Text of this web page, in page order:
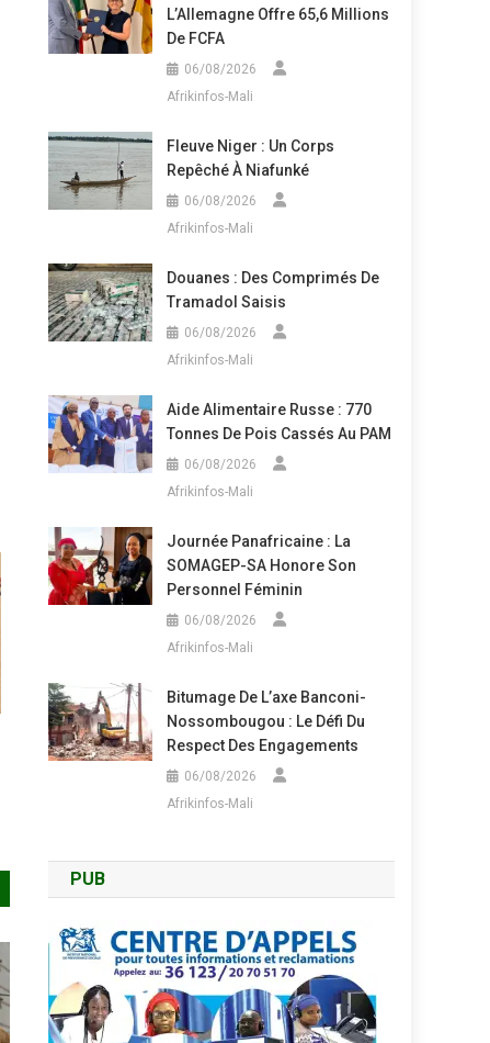
L’Allemagne Offre 65,6 Millions
De FCFA
06/08/2026
Afrikinfos-Mali
Fleuve Niger : Un Corps
Repêché À Niafunké
06/08/2026
Afrikinfos-Mali
Douanes : Des Comprimés De
Tramadol Saisis
06/08/2026
Afrikinfos-Mali
Aide Alimentaire Russe : 770
Tonnes De Pois Cassés Au PAM
06/08/2026
Afrikinfos-Mali
Journée Panafricaine : La
SOMAGEP-SA Honore Son
Personnel Féminin
06/08/2026
Afrikinfos-Mali
Bitumage De L’axe Banconi-
Nossombougou : Le Défi Du
Respect Des Engagements
06/08/2026
Afrikinfos-Mali
PUB